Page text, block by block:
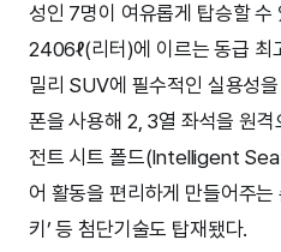
성인 7명이 여유롭게 탑승할 수
2406ℓ(리터)에 이르는 동급 최
밀리 SUV에 필수적인 실용성
폰을 사용해 2, 3열 좌석을 원격
전트 시트 폴드(Intelligent
어 활동을 편리하게 만들어주는
키’ 등 첨단기술도 탑재됐다.